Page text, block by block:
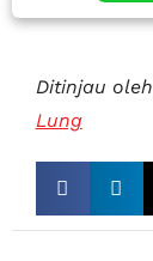
Ditinjau oleh
Lung